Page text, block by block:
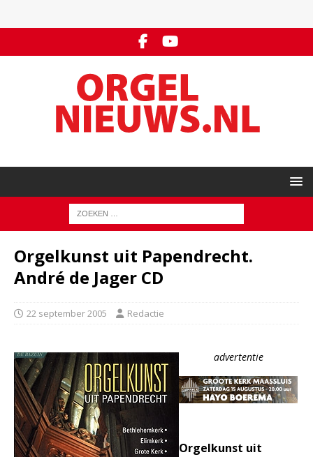
Orgelkunst uit Papendrecht.
André de Jager CD
22 september 2005 Redactie
advertentie
Orgelkunst uit